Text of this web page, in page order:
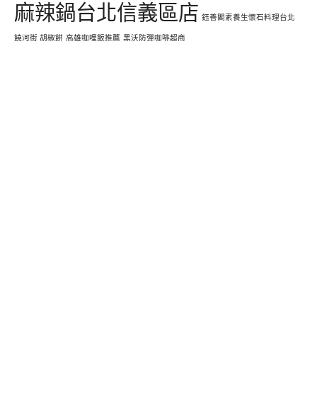
麻辣鍋台北信義區店 鈺善閣素養生懷石料理台北
饒河街 胡椒餅 高雄咖哩飯推薦 黑沃防彈咖啡超商